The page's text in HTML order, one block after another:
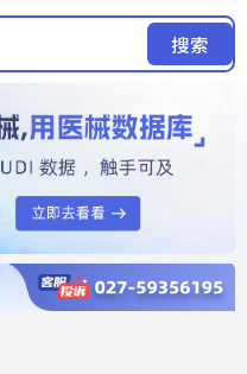
搜索